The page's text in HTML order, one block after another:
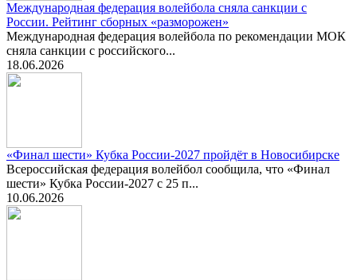
Международная федерация волейбола сняла санкции с
России. Рейтинг сборных «разморожен»
Международная федерация волейбола по рекомендации МОК
сняла санкции с российского...
18.06.2026
«Финал шести» Кубка России-2027 пройдёт в Новосибирске
Всероссийская федерация волейбол сообщила, что «Финал
шести» Кубка России-2027 с 25 п...
10.06.2026